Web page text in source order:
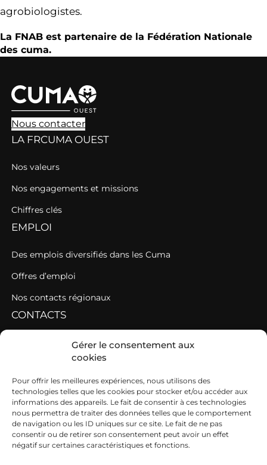
Gérer le consentement aux
cookies
Pour offrir les meilleures expériences, nous utilisons des
technologies telles que les cookies pour stocker et/ou accéder aux
informations des appareils. Le fait de consentir à ces technologies
nous permettra de traiter des données telles que le comportement
de navigation ou les ID uniques sur ce site. Le fait de ne pas
consentir ou de retirer son consentement peut avoir un effet
négatif sur certaines caractéristiques et fonctions.
agrobiologistes.
La FNAB est partenaire de la Fédération Nationale
des cuma.
Nous contacter
LA FRCUMA OUEST
Nos valeurs
Nos engagements et missions
Chiffres clés
EMPLOI
Des emplois diversifiés dans les Cuma
Offres d’emploi
Nos contacts régionaux
CONTACTS
Contacter une fédération
Contacter les AGC de l’Ouest
SIEGE
19b boulevard Nominoë
35740 PACÉ
02 99 54 63 15